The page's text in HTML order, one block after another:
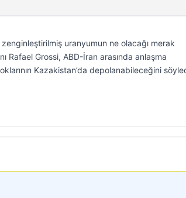
uranyumun ne olacağı merak
Rafael Grossi, ABD-İran arasında anlaşma
Kazakistan’da depolanabileceğini